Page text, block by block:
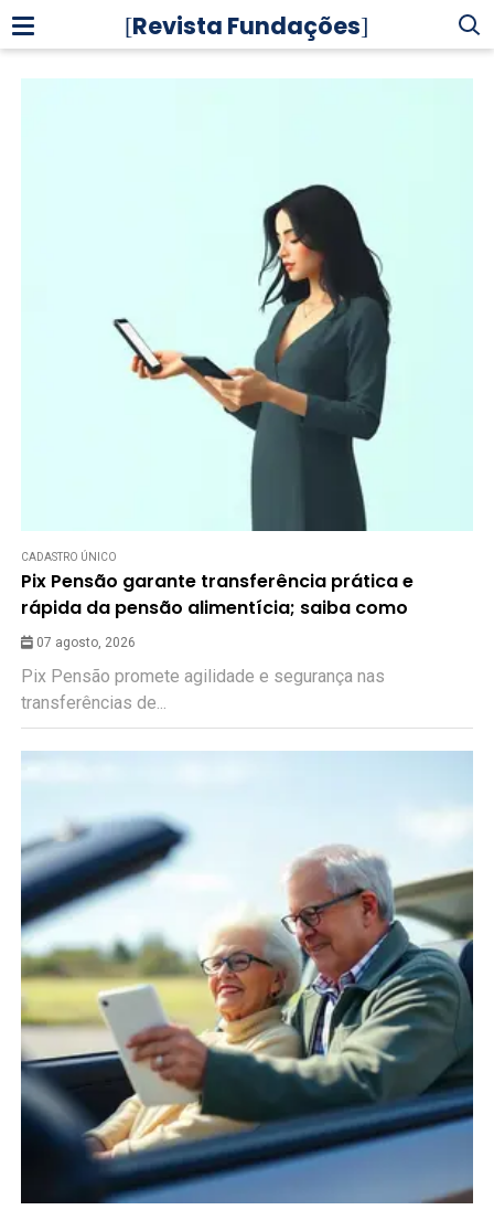
Revista Fundações
CADASTRO ÚNICO
Pix Pensão garante transferência prática e
rápida da pensão alimentícia; saiba como
07 agosto, 2026
Pix Pensão promete agilidade e segurança nas
transferências de...